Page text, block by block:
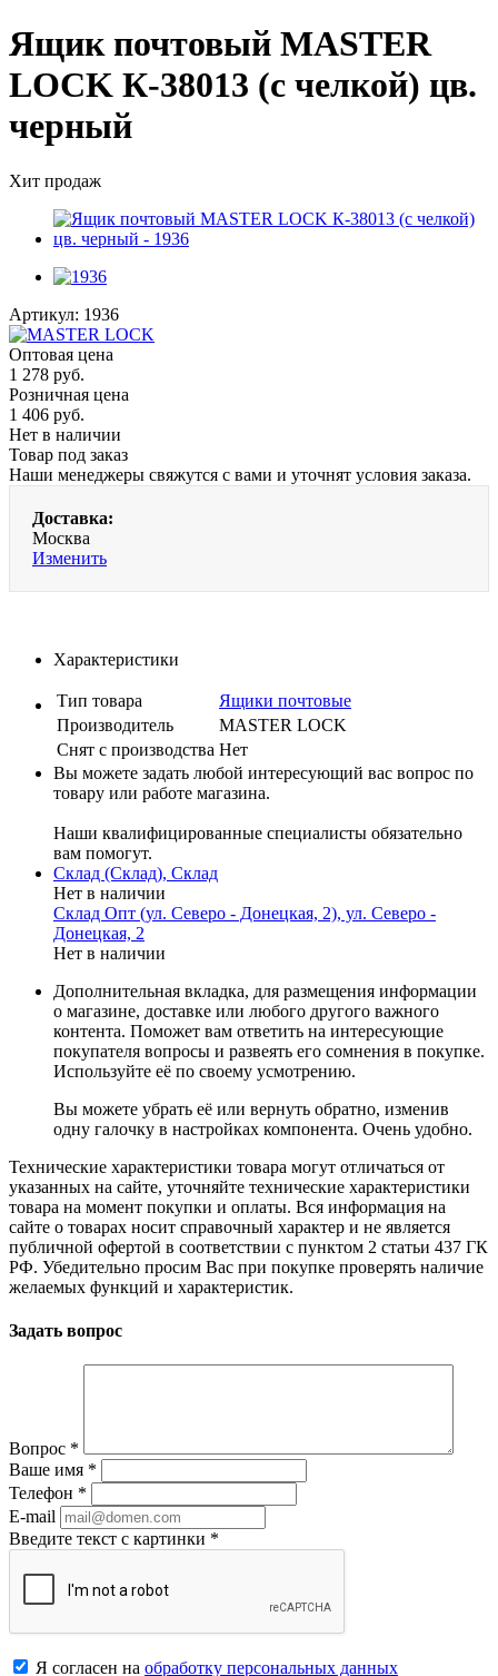
Ящик почтовый MASTER
LOCK К-38013 (с челкой) цв.
черный
Хит продаж
Артикул: 1936
Оптовая цена
1 278 руб.
Розничная цена
1 406 руб.
Нет в наличии
Товар под заказ
Наши менеджеры свяжутся с вами и уточнят условия заказа.
Доставка:
Москва
Изменить
Характеристики
Тип товара
Ящики почтовые
Производитель
MASTER LOCK
Cнят с производства Нет
Вы можете задать любой интересующий вас вопрос по
товару или работе магазина.
Наши квалифицированные специалисты обязательно
вам помогут.
Склад (Склад), Склад
Нет в наличии
Склад Опт (ул. Северо - Донецкая, 2), ул. Северо -
Донецкая, 2
Нет в наличии
Дополнительная вкладка, для размещения информации
о магазине, доставке или любого другого важного
контента. Поможет вам ответить на интересующие
покупателя вопросы и развеять его сомнения в покупке.
Используйте её по своему усмотрению.
Вы можете убрать её или вернуть обратно, изменив
одну галочку в настройках компонента. Очень удобно.
Технические характеристики товара могут отличаться от
указанных на сайте, уточняйте технические характеристики
товара на момент покупки и оплаты. Вся информация на
сайте о товарах носит справочный характер и не является
публичной офертой в соответствии с пунктом 2 статьи 437 ГК
РФ. Убедительно просим Вас при покупке проверять наличие
желаемых функций и характеристик.
Задать вопрос
Вопрос *
Ваше имя *
Телефон *
E-mail
Введите текст с картинки *
Я согласен на обработку персональных данных